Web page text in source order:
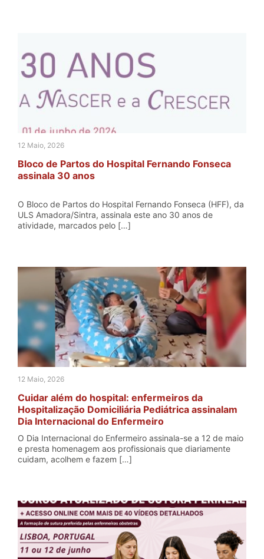
12 Maio, 2026
Bloco de Partos do Hospital Fernando Fonseca
assinala 30 anos
O Bloco de Partos do Hospital Fernando Fonseca (HFF), da
ULS Amadora/Sintra, assinala este ano 30 anos de
atividade, marcados pelo […]
12 Maio, 2026
Cuidar além do hospital: enfermeiros da
Hospitalização Domiciliária Pediátrica assinalam
Dia Internacional do Enfermeiro
O Dia Internacional do Enfermeiro assinala-se a 12 de maio
e presta homenagem aos profissionais que diariamente
cuidam, acolhem e fazem […]